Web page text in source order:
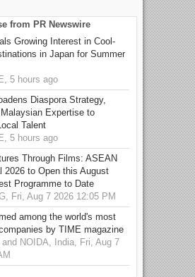
from PR Newswire
Growing Interest in Cool-
in Japan for Summer
5 hours ago
Diaspora Strategy,
Expertise to
Talent
5 hours ago
Through Films: ASEAN
2026 to Open this August
Programme to Date
Fri, Aug 7 2026 12:05 PM
among the world's most
by TIME magazine
and NOIDA, India, Fri, Aug 7